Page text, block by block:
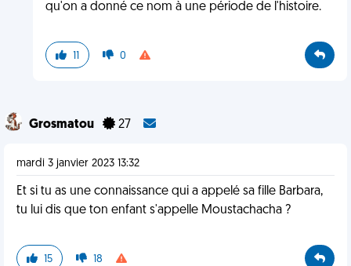
qu'on a donné ce nom à une période de l'histoire.
11 0
Grosmatou 27
mardi 3 janvier 2023 13:32
Et si tu as une connaissance qui a appelé sa fille Barbara,
tu lui dis que ton enfant s'appelle Moustachacha ?
15 18